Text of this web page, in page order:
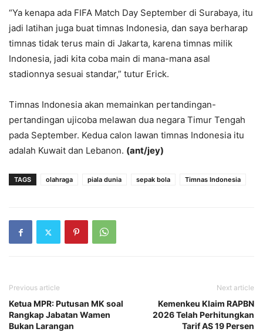
“Ya kenapa ada FIFA Match Day September di Surabaya, itu
jadi latihan juga buat timnas Indonesia, dan saya berharap
timnas tidak terus main di Jakarta, karena timnas milik
Indonesia, jadi kita coba main di mana-mana asal
stadionnya sesuai standar,” tutur Erick.
Timnas Indonesia akan memainkan pertandingan-
pertandingan ujicoba melawan dua negara Timur Tengah
pada September. Kedua calon lawan timnas Indonesia itu
adalah Kuwait dan Lebanon. (ant/jey)
TAGS olahraga piala dunia sepak bola Timnas Indonesia
Previous article
Ketua MPR: Putusan MK soal
Rangkap Jabatan Wamen
Bukan Larangan
Next article
Kemenkeu Klaim RAPBN
2026 Telah Perhitungkan
Tarif AS 19 Persen